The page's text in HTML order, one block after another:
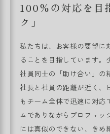
100%の対応を目
ク」
私たちは、お客様の要望に
ることを目指しています。
社員同士の「助け合い」の
社長と社員の距離が近く、
もチーム全体で迅速に対応
ムでありながらプロフェッ
には真似のできない、きめ